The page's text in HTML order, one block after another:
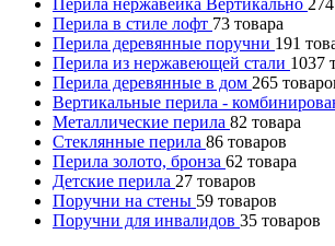
Перила нержавейка Вертикально 274
Перила в стиле лофт 73 товара
Перила деревянные поручни 191
Перила из нержавеющей стали 1037
Перила деревянные в дом 265
Вертикальные перила -
Металлические перила 82 товара
Стеклянные перила 86 товаров
Перила золото, бронза 62 товара
Детские перила 27 товаров
Поручни на стены 59 товаров
Поручни для инвалидов 35 товаров